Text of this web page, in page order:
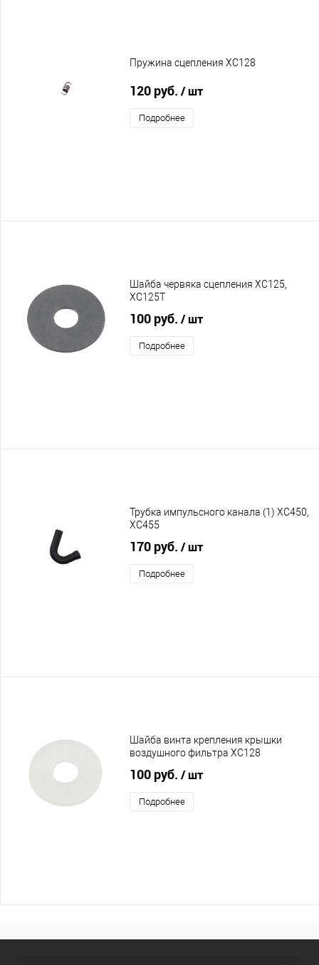
Пружина сцепления XC128
120 руб. / шт
Подробнее
Шайба червяка сцепления XC125,
XC125T
100 руб. / шт
Подробнее
Трубка импульсного канала (1) XC450,
XC455
170 руб. / шт
Подробнее
Шайба винта крепления крышки
воздушного фильтра XC128
100 руб. / шт
Подробнее